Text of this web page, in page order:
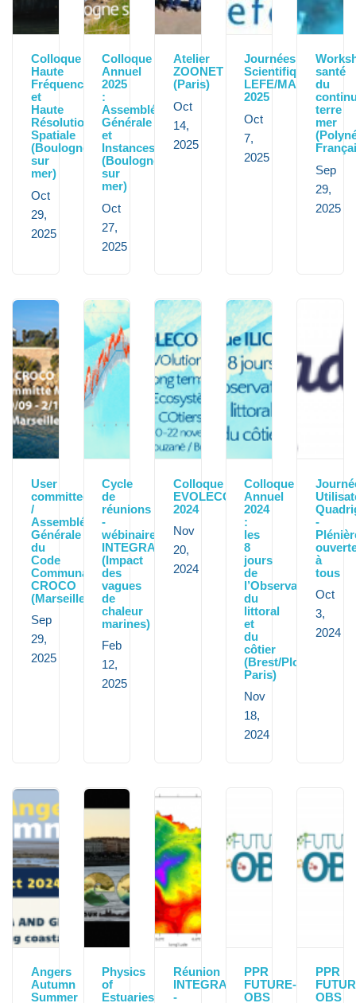
Colloque
Haute
Fréquence
et
Haute
Résolution
Spatiale
(Boulogne
sur
mer)
Oct
29,
2025
Colloque
Annuel
2025
:
Assemblée
Générale
et
Instances
(Boulogne
sur
mer)
Oct
27,
2025
Atelier
ZOONET
(Paris)
Oct
14,
2025
Journées
Scientifiques
LEFE/MANU
2025
Oct
7,
2025
santé
du
terre
mer
Sep
29,
2025
User
committee
/
Assemblée
Générale
du
Code
Communautaire
CROCO
(Marseille)
Sep
29,
2025
Cycle
de
réunions
-
wébinaires
INTEGRATION
(Impact
des
vagues
de
chaleur
marines)
Feb
12,
2025
Colloque
EVOLECO
2024
Nov
20,
2024
Colloque
Annuel
2024
:
les
8
jours
de
l’Observation
du
littoral
et
du
côtier
(Brest/Plouzané&
Paris)
Nov
18,
2024
-
à
tous
Oct
3,
2024
Angers
Autumn
Summer
Physics
of
Estuaries
Réunion
INTEGRATION
-
PPR
FUTURE-
OBS
PPR
OBS